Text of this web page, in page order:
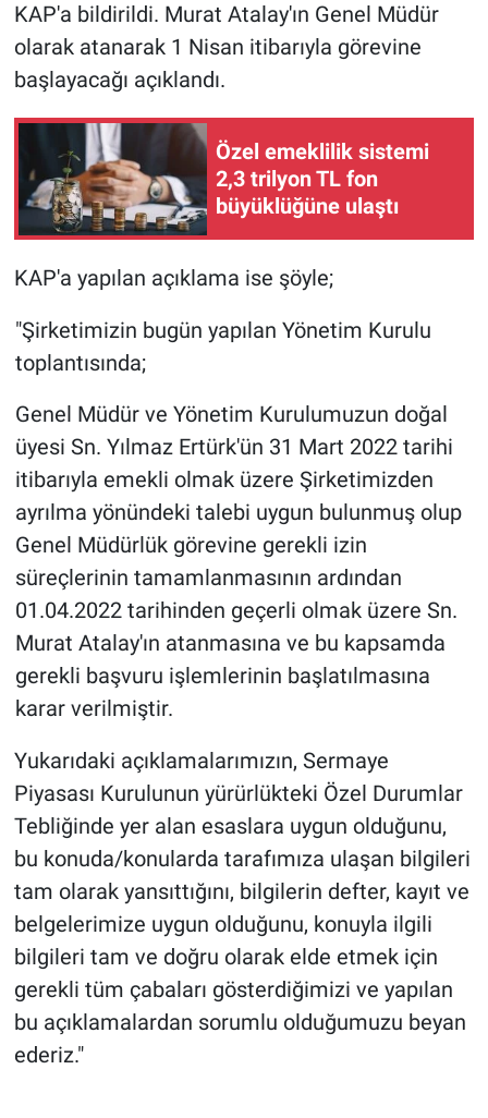
KAP'a bildirildi. Murat Atalay'ın Genel Müdür
olarak atanarak 1 Nisan itibarıyla görevine
başlayacağı açıklandı.
Özel emeklilik sistemi
2,3 trilyon TL fon
büyüklüğüne ulaştı
KAP'a yapılan açıklama ise şöyle;
"Şirketimizin bugün yapılan Yönetim Kurulu
toplantısında;
Genel Müdür ve Yönetim Kurulumuzun doğal
üyesi Sn. Yılmaz Ertürk'ün 31 Mart 2022 tarihi
itibarıyla emekli olmak üzere Şirketimizden
ayrılma yönündeki talebi uygun bulunmuş olup
Genel Müdürlük görevine gerekli izin
süreçlerinin tamamlanmasının ardından
01.04.2022 tarihinden geçerli olmak üzere Sn.
Murat Atalay'ın atanmasına ve bu kapsamda
gerekli başvuru işlemlerinin başlatılmasına
karar verilmiştir.
Yukarıdaki açıklamalarımızın, Sermaye
Piyasası Kurulunun yürürlükteki Özel Durumlar
Tebliğinde yer alan esaslara uygun olduğunu,
bu konuda/konularda tarafımıza ulaşan bilgileri
tam olarak yansıttığını, bilgilerin defter, kayıt ve
belgelerimize uygun olduğunu, konuyla ilgili
bilgileri tam ve doğru olarak elde etmek için
gerekli tüm çabaları gösterdiğimizi ve yapılan
bu açıklamalardan sorumlu olduğumuzu beyan
ederiz."